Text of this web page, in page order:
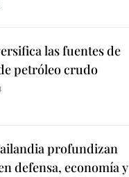
las fuentes de
petróleo crudo
profundizan
defensa, economía y